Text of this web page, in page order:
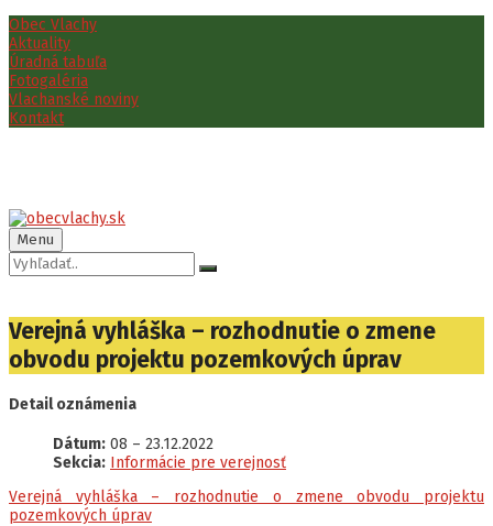
Preskočiť
na
obsah
Preskočiť
na
ľavý
panel
Preskočiť
na
pätičku
Obec Vlachy
Aktuality
Úradná tabuľa
Fotogaléria
Vlachanské noviny
Kontakt
Menu
Vyhľadávanie:
Verejná vyhláška – rozhodnutie o zmene
obvodu projektu pozemkových úprav
Detail oznámenia
Dátum: 08 – 23.12.2022
Sekcia: Informácie pre verejnosť
Verejná vyhláška – rozhodnutie o zmene obvodu projektu
pozemkových úprav